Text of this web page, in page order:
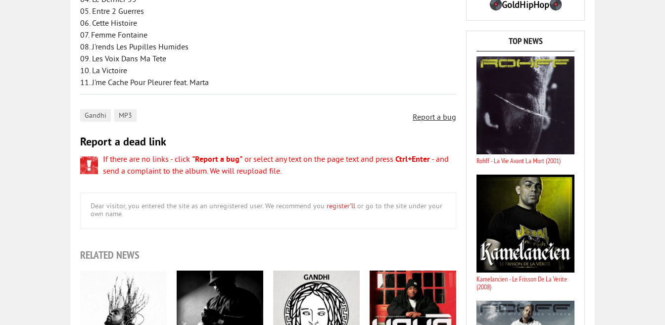
05. Entre 2 Guerres
06. Cette Histoire
07. Femme Fontaine
08. J'rends Les Pupilles Humides
09. Les Voix Dans Ma Tete
10. La Victoire
11. J'me Cache Pour Pleurer feat. Marta
Report a bug
Gandhi MP3
Report a dead link
If there are no links - click "Report a bug" or select any text on the page text and press Ctrl+Enter - and
send a complaint to the album. We will reupload file.
Dear visitor, you entered the site as an unregistered user. We recommend you register'll or go to the site under your
own name.
RELATED NEWS
GoldHipHop
TOP NEWS
Rohff - La Vie Avant La Mort (2001)
Kamelancien - Le Frisson De La Verite
(2008)